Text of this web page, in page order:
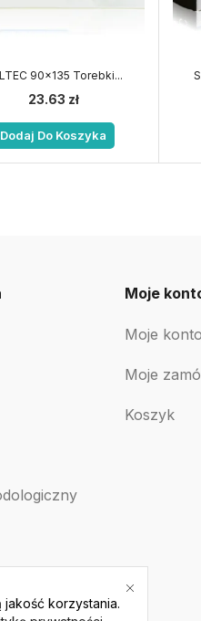
90×135 Torebki...
23.63 zł
Dodaj Do Koszyka
Moje
Moje konto
Moje
Koszyk
korzystania.